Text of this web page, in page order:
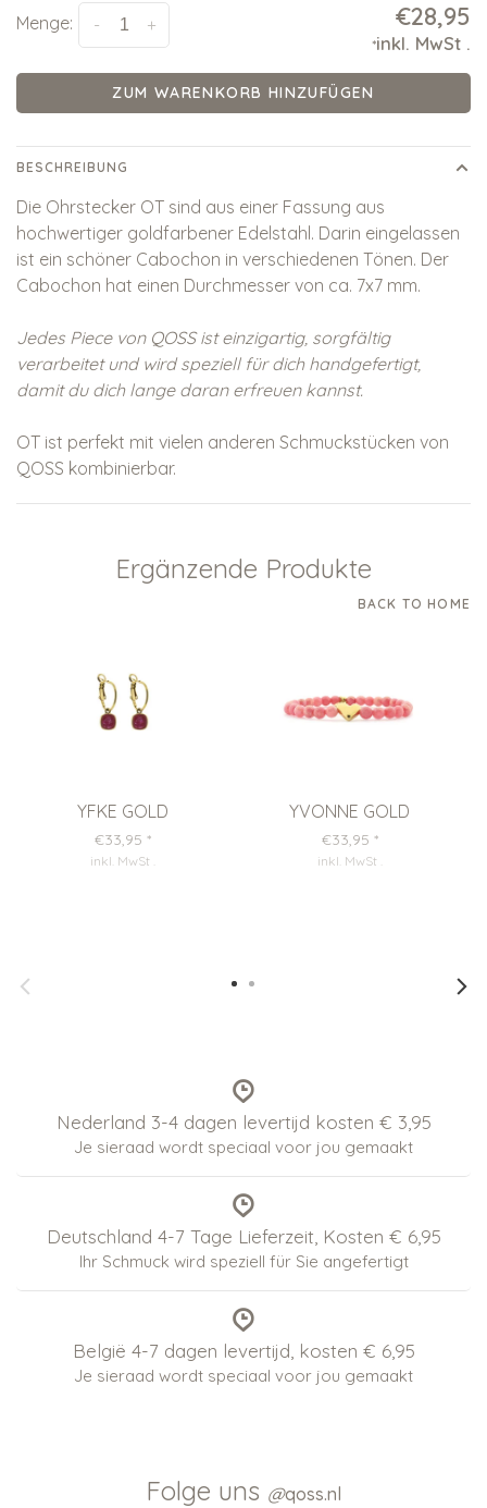
Menge: +
- €28,95
*inkl. MwSt .
ZUM WARENKORB HINZUFÜGEN
BESCHREIBUNG
Die Ohrstecker OT sind aus einer Fassung aus
hochwertiger goldfarbener Edelstahl. Darin eingelassen
ist ein schöner Cabochon in verschiedenen Tönen. Der
Cabochon hat einen Durchmesser von ca. 7x7 mm.
Jedes Piece von QOSS ist einzigartig, sorgfältig
verarbeitet und wird speziell für dich handgefertigt,
damit du dich lange daran erfreuen kannst.
OT ist perfekt mit vielen anderen Schmuckstücken von
QOSS kombinierbar.
Ergänzende Produkte
BACK TO HOME
YFKE GOLD
€33,95 *
inkl. MwSt
YVONNE GOLD
€33,95 *
inkl. MwSt
Nederland 3-4 dagen levertijd kosten € 3,95
Je sieraad wordt speciaal voor jou gemaakt
Deutschland 4-7 Tage Lieferzeit, Kosten € 6,95
Ihr Schmuck wird speziell für Sie angefertigt
België 4-7 dagen levertijd, kosten € 6,95
Je sieraad wordt speciaal voor jou gemaakt
Folge uns @qoss.nl